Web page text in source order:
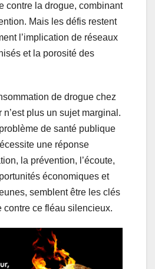
contre la drogue, combinant
Mais les défis restent
l’implication de réseaux
et la porosité des
de drogue chez
n’est plus un sujet marginal.
de santé publique
une réponse
la prévention, l’écoute,
économiques et
semblent être les clés
contre ce fléau silencieux.